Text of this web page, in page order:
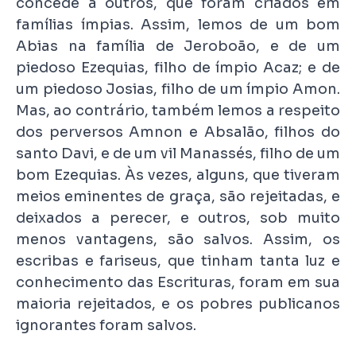
famílias ímpias. Assim, lemos de um bom
Abias na família de Jeroboão, e de um
piedoso Ezequias, filho de ímpio Acaz; e de
um piedoso Josias, filho de um ímpio Amon.
Mas, ao contrário, também lemos a respeito
dos perversos Amnon e Absalão, filhos do
santo Davi, e de um vil Manassés, filho de um
bom Ezequias. Às vezes, alguns, que tiveram
meios eminentes de graça, são rejeitadas, e
deixados a perecer, e outros, sob muito
menos vantagens, são salvos. Assim, os
escribas e fariseus, que tinham tanta luz e
conhecimento das Escrituras, foram em sua
maioria rejeitados, e os pobres publicanos
ignorantes foram salvos.